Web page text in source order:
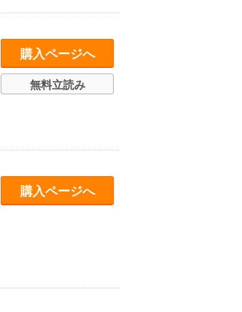
購入ページへ
無料立読み
購入ページへ